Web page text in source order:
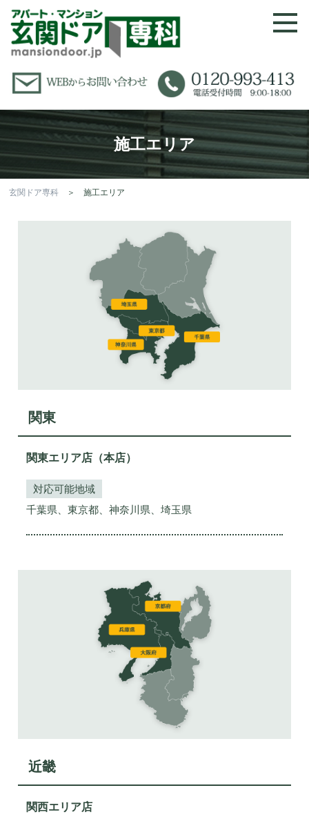
施工エリア
玄関ドア専科 ＞ 施工エリア
関東
関東エリア店（本店）
対応可能地域
千葉県、東京都、神奈川県、埼玉県
近畿
関西エリア店